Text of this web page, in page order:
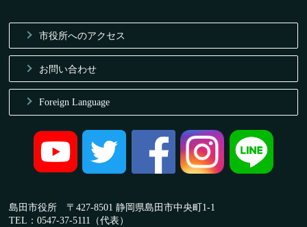
市役所へのアクセス
お問い合わせ
Foreign Language
島田市役所 〒427-8501 静岡県島田市中央町1-1
TEL：0547-37-5111（代表）